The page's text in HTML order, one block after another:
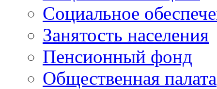
Социальное
Занятость населения
Пенсионный фонд
Общественная палата